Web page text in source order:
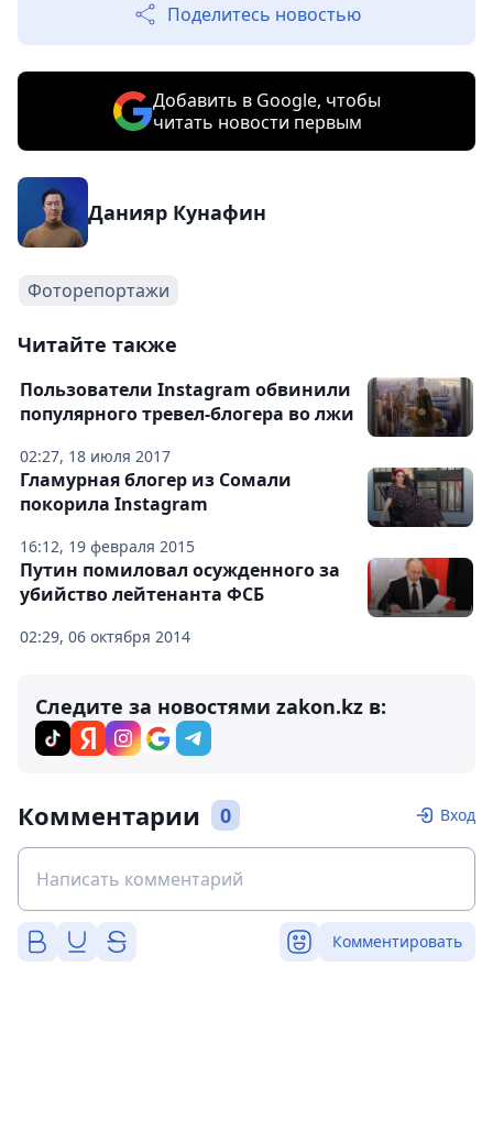
Поделитесь новостью
Добавить в Google, чтобы
читать новости первым
Данияр Кунафин
Фоторепортажи
Читайте также
02:27, 18 июля 2017
Пользователи Instagram обвинили
популярного тревел-блогера во лжи
16:12, 19 февраля 2015
Гламурная блогер из Сомали
покорила Instagram
02:29, 06 октября 2014
Путин помиловал осужденного за
убийство лейтенанта ФСБ
Следите за новостями zakon.kz в:
Комментарии 0 Вход
Комментировать